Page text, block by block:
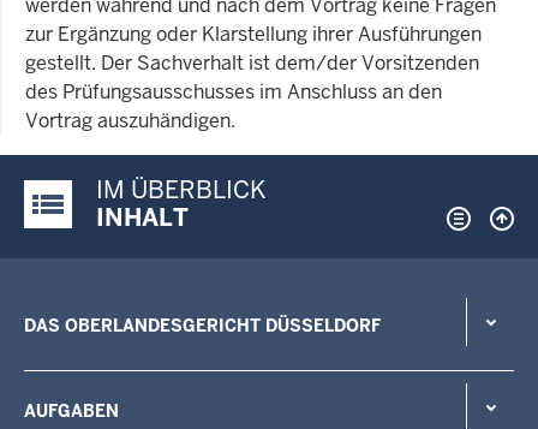
zur Ergänzung oder Klarstellung ihrer Ausführungen
gestellt. Der Sachverhalt ist dem/der Vorsitzenden
des Prüfungsausschusses im Anschluss an den
Vortrag auszuhändigen.
Justiz-Portal im Überblick:
IM ÜBERBLICK
INHALT
DAS OBERLANDESGERICHT DÜSSELDORF
AUFGABEN